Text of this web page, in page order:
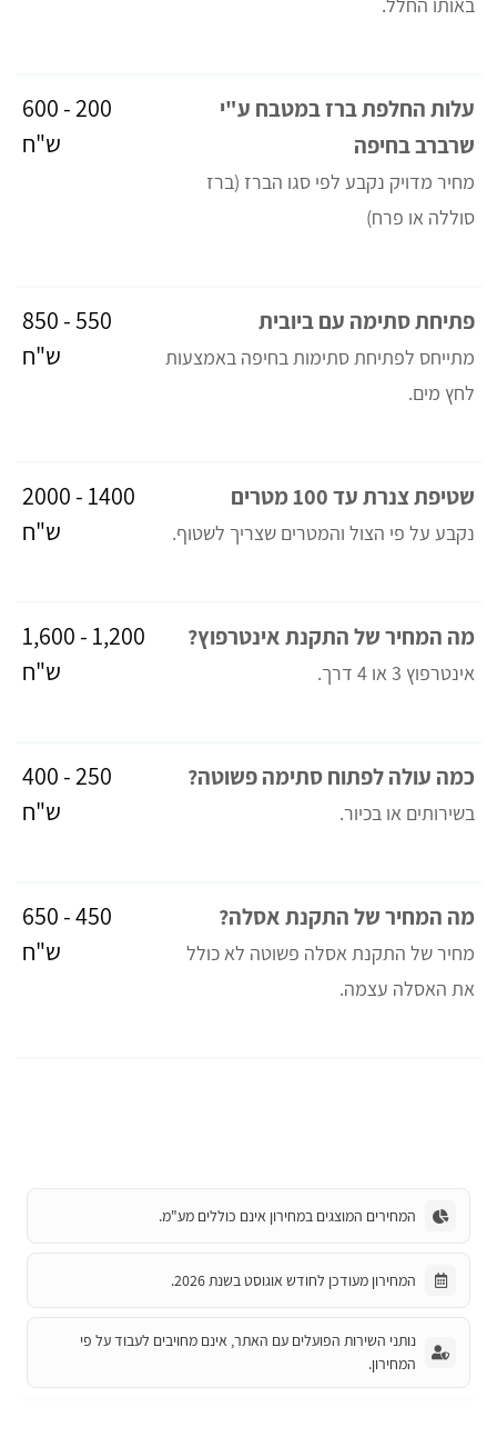
באותו החלל.
עלות החלפת ברז במטבח ע"י
שרברב בחיפה
מחיר מדויק נקבע לפי סגו הברז (ברז
סוללה או פרח)
200 - 600
ש"ח
פתיחת סתימה עם ביובית
מתייחס לפתיחת סתימות בחיפה באמצעות
לחץ מים.
550 - 850
ש"ח
שטיפת צנרת עד 100 מטרים
נקבע על פי הצול והמטרים שצריך לשטוף.
1400 - 2000
ש"ח
מה המחיר של התקנת אינטרפוץ?
אינטרפוץ 3 או 4 דרך.
1,200 - 1,600
ש"ח
כמה עולה לפתוח סתימה פשוטה?
בשירותים או בכיור.
250 - 400
ש"ח
מה המחיר של התקנת אסלה?
מחיר של התקנת אסלה פשוטה לא כולל
את האסלה עצמה.
450 - 650
ש"ח
המחירים המוצגים במחירון אינם כוללים מע"מ.
המחירון מעודכן לחודש אוגוסט בשנת 2026.
נותני השירות הפועלים עם האתר, אינם מחויבים לעבוד על פי
המחירון.